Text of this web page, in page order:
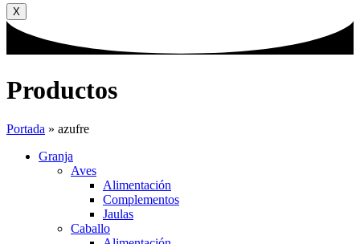
X
Productos
Portada » azufre
Granja
Aves
Alimentación
Complementos
Jaulas
Caballo